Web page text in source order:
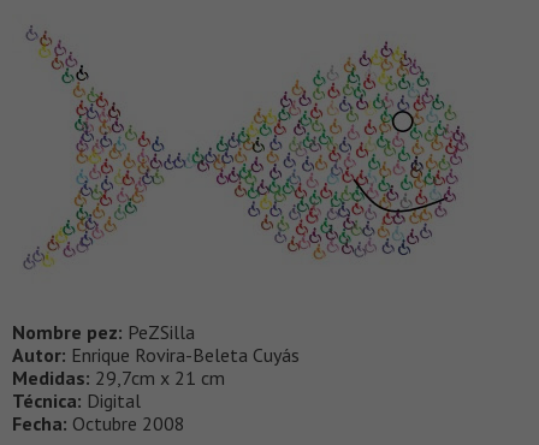
Nombre pez: PeZSilla
Autor: Enrique Rovira-Beleta Cuyás
Medidas: 29,7cm x 21 cm
Técnica: Digital
Fecha: Octubre 2008